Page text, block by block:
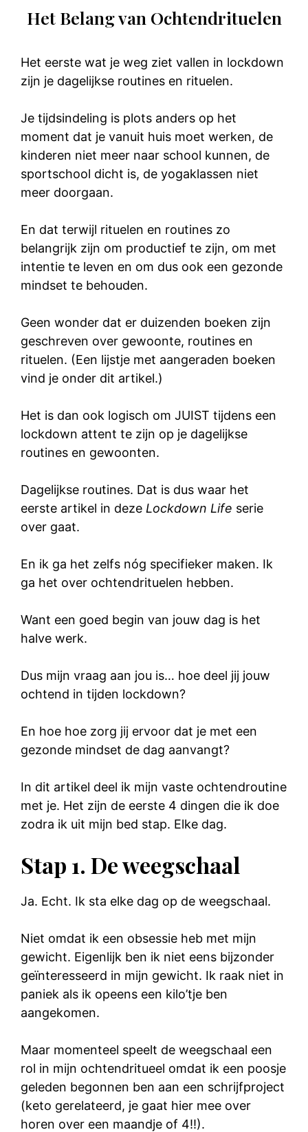
Het Belang van Ochtendrituelen
Het eerste wat je weg ziet vallen in lockdown
zijn je dagelijkse routines en rituelen.
Je tijdsindeling is plots anders op het
moment dat je vanuit huis moet werken, de
kinderen niet meer naar school kunnen, de
sportschool dicht is, de yogaklassen niet
meer doorgaan.
En dat terwijl rituelen en routines zo
belangrijk zijn om productief te zijn, om met
intentie te leven en om dus ook een gezonde
mindset te behouden.
Geen wonder dat er duizenden boeken zijn
geschreven over gewoonte, routines en
rituelen. (Een lijstje met aangeraden boeken
vind je onder dit artikel.)
Het is dan ook logisch om JUIST tijdens een
lockdown attent te zijn op je dagelijkse
routines en gewoonten.
Dagelijkse routines. Dat is dus waar het
eerste artikel in deze Lockdown Life serie
over gaat.
En ik ga het zelfs nóg specifieker maken. Ik
ga het over ochtendrituelen hebben.
Want een goed begin van jouw dag is het
halve werk.
Dus mijn vraag aan jou is… hoe deel jij jouw
ochtend in tijden lockdown?
En hoe hoe zorg jij ervoor dat je met een
gezonde mindset de dag aanvangt?
In dit artikel deel ik mijn vaste ochtendroutine
met je. Het zijn de eerste 4 dingen die ik doe
zodra ik uit mijn bed stap. Elke dag.
Stap 1. De weegschaal
Ja. Echt. Ik sta elke dag op de weegschaal.
Niet omdat ik een obsessie heb met mijn
gewicht. Eigenlijk ben ik niet eens bijzonder
geïnteresseerd in mijn gewicht. Ik raak niet in
paniek als ik opeens een kilo’tje ben
aangekomen.
Maar momenteel speelt de weegschaal een
rol in mijn ochtendritueel omdat ik een poosje
geleden begonnen ben aan een schrijfproject
(keto gerelateerd, je gaat hier mee over
horen over een maandje of 4!!).